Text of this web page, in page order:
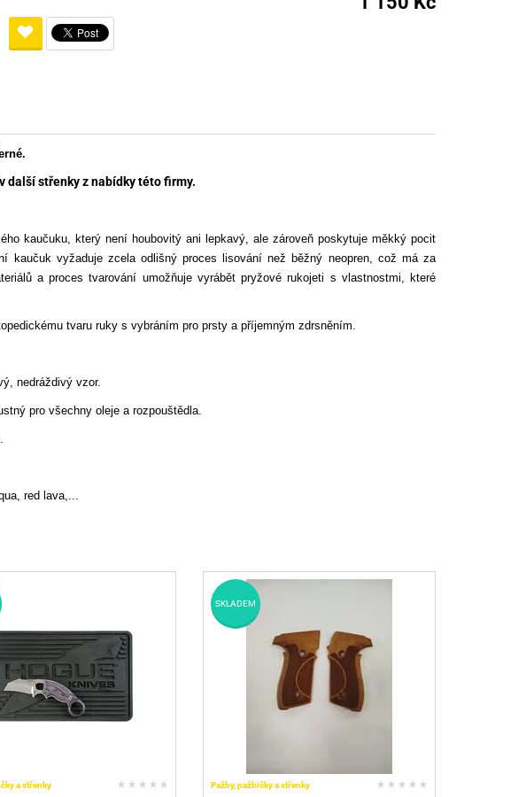
náboje Ochranné prostředky
Rowan Engineering
Svítilny
další střenky z nabídky této firmy.
kaučuku, který není houbovitý ani lepkavý, ale zároveň poskytuje měkký pocit
kaučuk vyžaduje zcela odlišný proces lisování než běžný neopren, což má za
a proces tvarování umožňuje vyrábět pryžové rukojeti s vlastnostmi, které
tvaru ruky s vybráním pro prsty a příjemným zdrsněním.
nedráždivý vzor.
pro všechny oleje a rozpouštědla.
red lava,...
a střenky Pažby, pažbičky a střenky
SKLADEM